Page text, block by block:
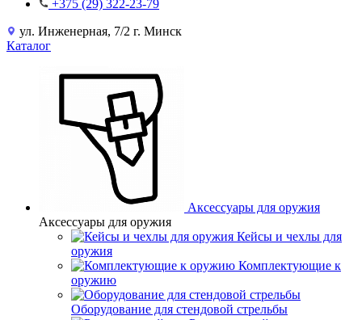
+375 (29) 322-23-79
ул. Инженерная, 7/2 г. Минск
Каталог
Аксессуары для оружия
Аксессуары для оружия
Кейсы и чехлы для
оружия
Комплектующие к
оружию
Оборудование для стендовой стрельбы